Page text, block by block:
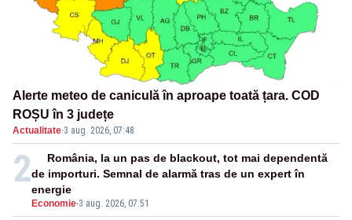
Alerte meteo de caniculă în aproape toată țara. COD
ROȘU în 3 județe
Actualitate·3 aug. 2026, 07:48
2
Economie-3 aug. 2026, 07:51
România, la un pas de blackout, tot mai dependentă
de importuri. Semnal de alarmă tras de un expert în
energie